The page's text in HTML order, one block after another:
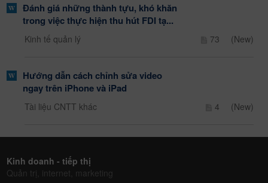
Đánh giá những thành tựu, khó khăn
trong việc thực hiện thu hút FDI tạ...
Kinh tế quản lý 73 (New)
Hướng dẫn cách chỉnh sửa video
ngay trên iPhone và iPad
Tài liệu CNTT khác 4 (New)
Kinh doanh - tiếp thị
Quản trị, internet, marketing